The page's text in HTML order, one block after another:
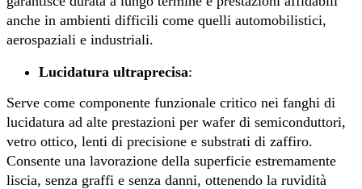
anche in ambienti difficili come quelli automobilistici,
aerospaziali e industriali.
Lucidatura ultraprecisa:
Serve come componente funzionale critico nei fanghi di
lucidatura ad alte prestazioni per wafer di semiconduttori,
vetro ottico, lenti di precisione e substrati di zaffiro.
Consente una lavorazione della superficie estremamente
liscia, senza graffi e senza danni, ottenendo la ruvidità